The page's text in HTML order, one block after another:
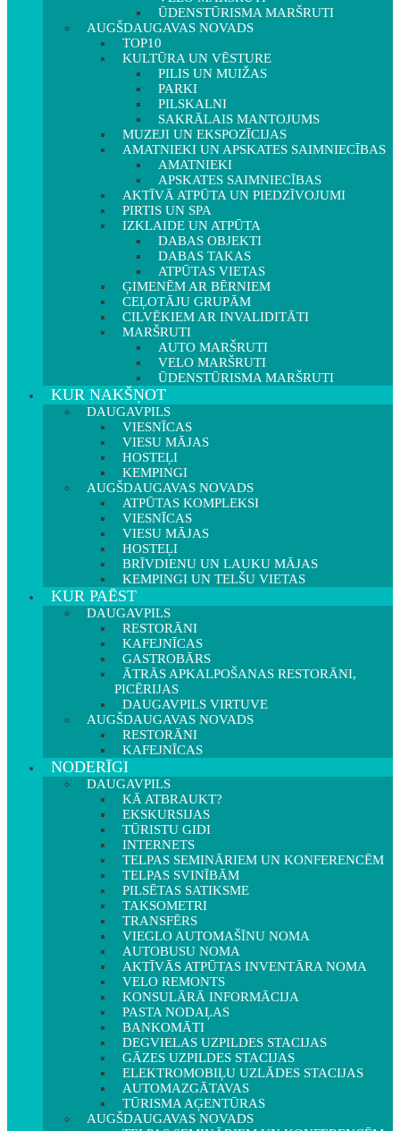
ŪDENSTŪRISMA MARŠRUTI
AUGŠDAUGAVAS NOVADS
TOP10
KULTŪRA UN VĒSTURE
PILIS UN MUIŽAS
PARKI
PILSKALNI
SAKRĀLAIS MANTOJUMS
MUZEJI UN EKSPOZĪCIJAS
AMATNIEKI UN APSKATES SAIMNIECĪBAS
AMATNIEKI
APSKATES SAIMNIECĪBAS
AKTĪVĀ ATPŪTA UN PIEDZĪVOJUMI
PIRTIS UN SPA
IZKLAIDE UN ATPŪTA
DABAS OBJEKTI
DABAS TAKAS
ATPŪTAS VIETAS
ĢIMENĒM AR BĒRNIEM
CEĻOTĀJU GRUPĀM
CILVĒKIEM AR INVALIDITĀTI
MARŠRUTI
AUTO MARŠRUTI
VELO MARŠRUTI
ŪDENSTŪRISMA MARŠRUTI
KUR NAKŠŅOT
DAUGAVPILS
VIESNĪCAS
VIESU MĀJAS
HOSTEĻI
KEMPINGI
AUGŠDAUGAVAS NOVADS
ATPŪTAS KOMPLEKSI
VIESNĪCAS
VIESU MĀJAS
HOSTEĻI
BRĪVDIENU UN LAUKU MĀJAS
KEMPINGI UN TELŠU VIETAS
KUR PAĒST
DAUGAVPILS
RESTORĀNI
KAFEJNĪCAS
GASTROBĀRS
ĀTRĀS APKALPOŠANAS RESTORĀNI,
PICĒRIJAS
DAUGAVPILS VIRTUVE
AUGŠDAUGAVAS NOVADS
RESTORĀNI
KAFEJNĪCAS
NODERĪGI
DAUGAVPILS
KĀ ATBRAUKT?
EKSKURSIJAS
TŪRISTU GIDI
INTERNETS
TELPAS SEMINĀRIEM UN KONFERENCĒM
TELPAS SVINĪBĀM
PILSĒTAS SATIKSME
TAKSOMETRI
TRANSFĒRS
VIEGLO AUTOMAŠĪNU NOMA
AUTOBUSU NOMA
AKTĪVĀS ATPŪTAS INVENTĀRA NOMA
VELO REMONTS
KONSULĀRĀ INFORMĀCIJA
PASTA NODAĻAS
BANKOMĀTI
DEGVIELAS UZPILDES STACIJAS
GĀZES UZPILDES STACIJAS
ELEKTROMOBIĻU UZLĀDES STACIJAS
AUTOMAZGĀTAVAS
TŪRISMA AĢENTŪRAS
AUGŠDAUGAVAS NOVADS